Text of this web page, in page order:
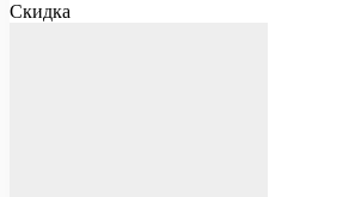
Скидка